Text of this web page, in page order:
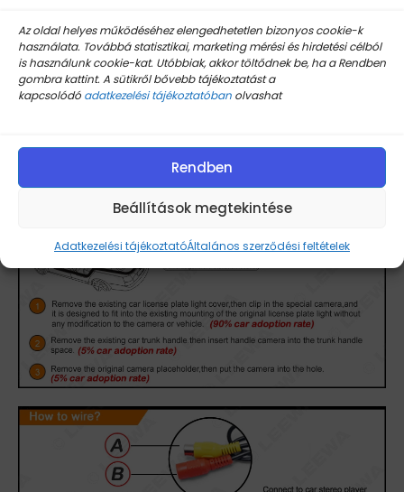
Az oldal helyes működéséhez elengedhetetlen bizonyos cookie-k
használata. Továbbá statisztikai, marketing mérési és hirdetési célból
is használunk cookie-kat. Utóbbiak, akkor töltődnek be, ha a Rendben
gombra kattint. A sütikről bővebb tájékoztatást a
kapcsolódó adatkezelési tájékoztatóban olvashat
Rendben
Beállítások megtekintése
Adatkezelési tájékoztatóÁltalános szerződési feltételek